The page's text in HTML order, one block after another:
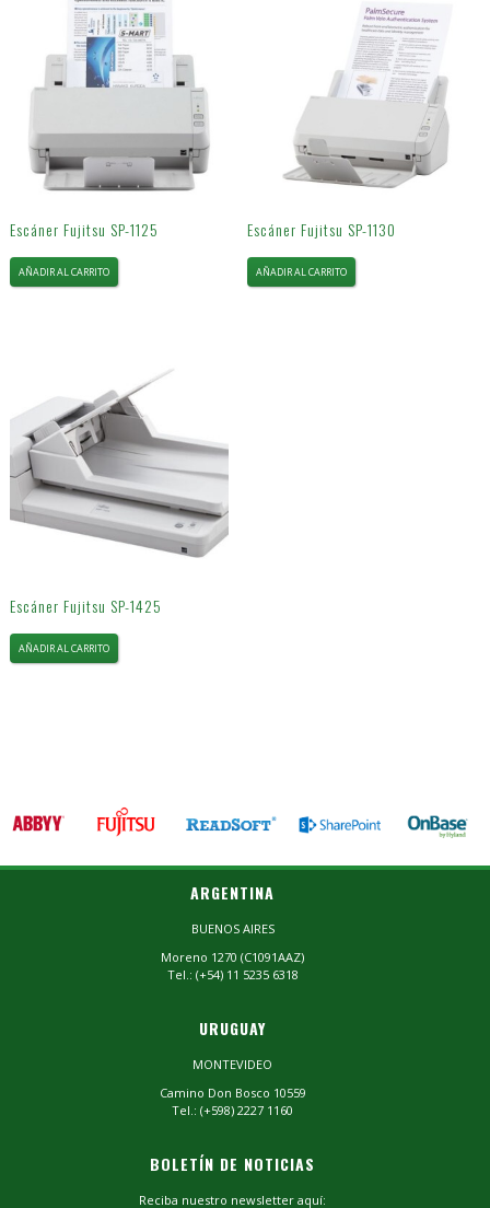
Escáner Fujitsu SP-1125
AÑADIR AL CARRITO
Escáner Fujitsu SP-1130
AÑADIR AL CARRITO
Escáner Fujitsu SP-1425
AÑADIR AL CARRITO
ARGENTINA
BUENOS AIRES
Moreno 1270 (C1091AAZ)
Tel.: (+54) 11 5235 6318
URUGUAY
MONTEVIDEO
Camino Don Bosco 10559
Tel.: (+598) 2227 1160
BOLETÍN DE NOTICIAS
Reciba nuestro newsletter aquí: